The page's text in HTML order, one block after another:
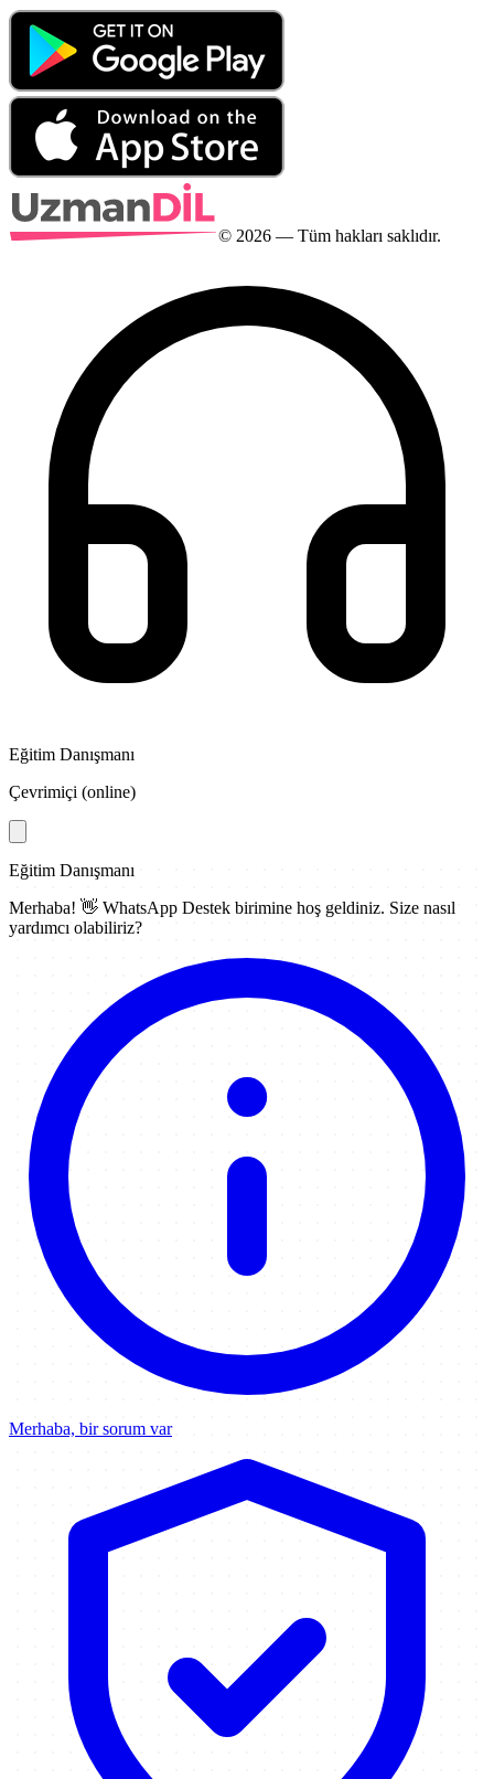
© 2026 — Tüm hakları saklıdır.
Eğitim Danışmanı
Çevrimiçi (online)
Eğitim Danışmanı
Merhaba! 👋 WhatsApp Destek birimine hoş geldiniz. Size nasıl
yardımcı olabiliriz?
Merhaba, bir sorum var